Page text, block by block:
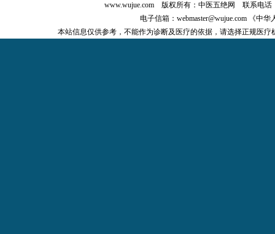
www.wujue.com 版权所有： 中医五绝网
联系电话
电子信箱： webmaster@wujue.com 《中华
本站信息仅供参考，不能作为诊断及医疗的依据，请选择正规医